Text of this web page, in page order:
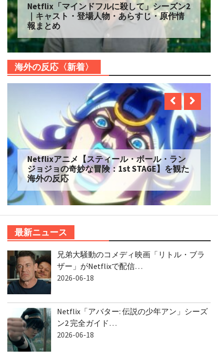
Netflix「マインドフルに殺して」シーズン2
｜キャスト・登場人物・あらすじ・原作情
報まとめ
海外の反応〈新着〉
Netflixアニメ【スティール・ボール・ラン
ジョジョの奇妙な冒険：1st STAGE】を観た
海外の反応
最新ニュース
兄弟大騒動のコメディ映画「リトル・ブラ
ザー」がNetflixで配信…
2026-06-18
Netflix「アバター: 伝説の少年アン」シーズ
ン2 完全ガイド…
2026-06-18